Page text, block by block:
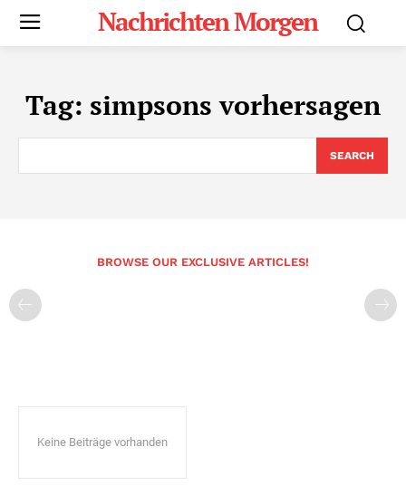
Nachrichten Morgen
Tag: simpsons vorhersagen
SEARCH
BROWSE OUR EXCLUSIVE ARTICLES!
Keine Beiträge vorhanden